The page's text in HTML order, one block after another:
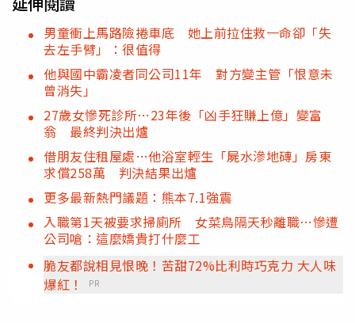
男童衝上馬路險捲車底 她上前拉住救一命卻「失
去左手臂」：很值得
他與國中霸凌者同公司11年 對方變主管「恨意未
曾消失」
27歲女慘死診所…23年後「凶手狂賺上億」變富
翁 最終判決出爐
借朋友住租屋處…他浴室輕生「屍水滲地磚」房東
求償258萬 判決結果出爐
更多最新熱門議題：熊本7.1強震
入職第1天被要求掃廁所 女菜鳥隔天秒離職…慘遭
公司嗆：這麼嬌貴打什麼工
脆友都說相見恨晚！苦甜72%比利時巧克力 大人味
爆紅！
PR